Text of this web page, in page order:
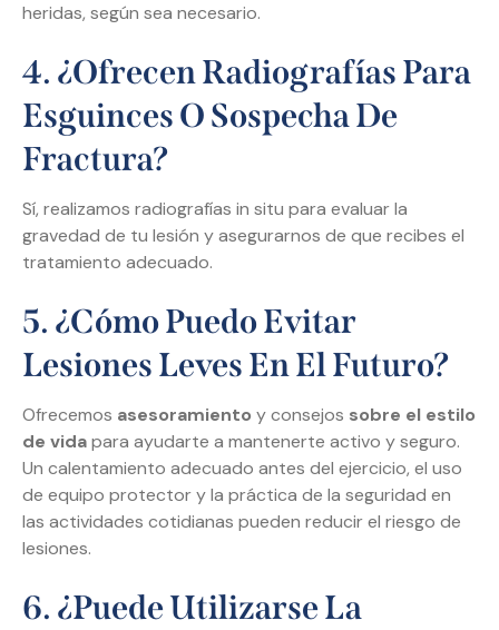
heridas, según sea necesario.
4. ¿Ofrecen Radiografías Para
Esguinces O Sospecha De
Fractura?
Sí, realizamos radiografías in situ para evaluar la
gravedad de tu lesión y asegurarnos de que recibes el
tratamiento adecuado.
5. ¿Cómo Puedo Evitar
Lesiones Leves En El Futuro?
Ofrecemos asesoramiento y consejos sobre el estilo
de vidapara ayudarte a mantenerte activo y seguro.
Un calentamiento adecuado antes del ejercicio, el uso
de equipo protector y la práctica de la seguridad en
las actividades cotidianas pueden reducir el riesgo de
lesiones.
6. ¿Puede Utilizarse La